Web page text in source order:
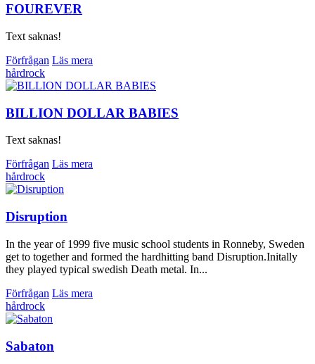
FOUREVER
Text saknas!
Förfrågan Läs mera
hårdrock
BILLION DOLLAR BABIES
Text saknas!
Förfrågan Läs mera
hårdrock
Disruption
In the year of 1999 five music school students in Ronneby, Sweden
get to together and formed the hardhitting band Disruption.Initally
they played typical swedish Death metal. In...
Förfrågan Läs mera
hårdrock
Sabaton